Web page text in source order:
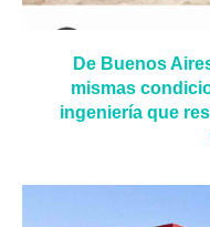
De Buenos
mismas
ingeniería que